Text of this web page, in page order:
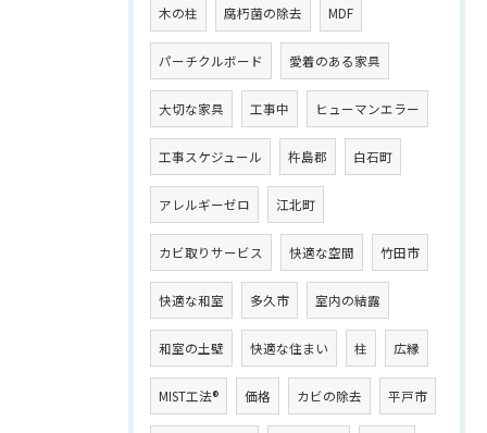
木の柱 腐朽菌の除去 MDF
パーチクルボード 愛着のある家具
大切な家具 工事中 ヒューマンエラー
工事スケジュール 杵島郡 白石町
アレルギーゼロ 江北町
カビ取りサービス 快適な空間 竹田市
快適な和室 多久市 室内の結露
和室の土壁 快適な住まい 柱 広縁
MIST工法® 価格 カビの除去 平戸市